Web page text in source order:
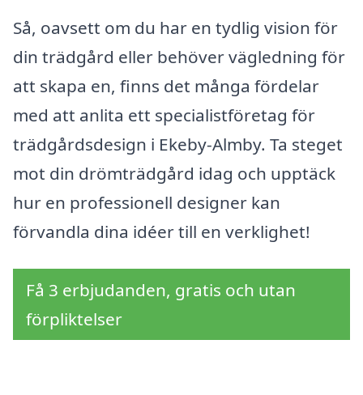
Så, oavsett om du har en tydlig vision för
din trädgård eller behöver vägledning för
att skapa en, finns det många fördelar
med att anlita ett specialistföretag för
trädgårdsdesign i Ekeby-Almby. Ta steget
mot din drömträdgård idag och upptäck
hur en professionell designer kan
förvandla dina idéer till en verklighet!
Få 3 erbjudanden, gratis och utan
förpliktelser